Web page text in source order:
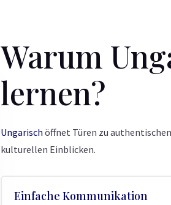
Warum
lernen?
Ungarisch öffnet Türen zu
kulturellen Einblicken.
Einfache Kommunikation